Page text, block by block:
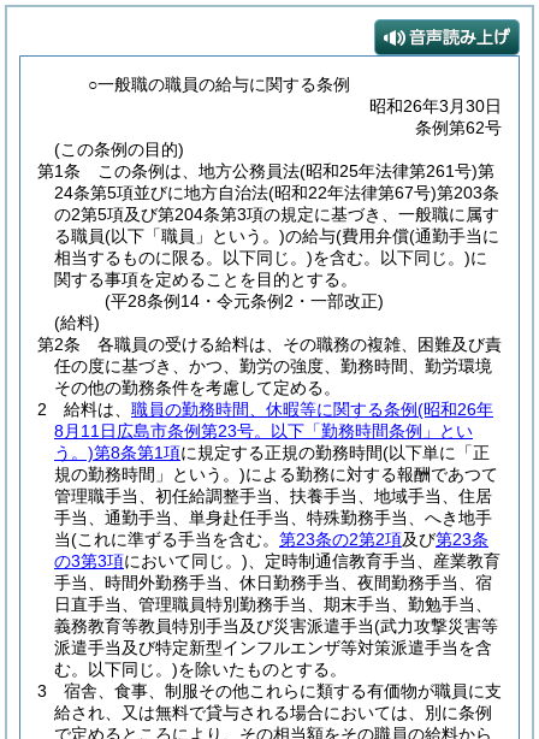
○一般職の職員の給与に関する条例
昭和26年3月30日
条例第62号
(この条例の目的)
第1条
この条例は、地方公務員法(昭和25年法律第261号)第
24条第5項並びに地方自治法(昭和22年法律第67号)第203条
の2第5項及び第204条第3項の規定に基づき、一般職に属す
る職員(以下「職員」という。)の給与(費用弁償(通勤手当に
相当するものに限る。以下同じ。)を含む。以下同じ。)に
関する事項を定めることを目的とする。
(平28条例14・令元条例2・一部改正)
(給料)
第2条
各職員の受ける給料は、その職務の複雑、困難及び責
任の度に基づき、かつ、勤労の強度、勤務時間、勤労環境
その他の勤務条件を考慮して定める。
2
給料は、 職員の勤務時間、休暇等に関する条例(昭和26年
8月11日広島市条例第23号。以下「勤務時間条例」とい
う。)第8条第1項に規定する正規の勤務時間(以下単に「正
規の勤務時間」という。)による勤務に対する報酬であつて
管理職手当、初任給調整手当、扶養手当、地域手当、住居
手当、通勤手当、単身赴任手当、特殊勤務手当、へき地手
当(これに準ずる手当を含む。 第23条の2第2項及び第23条
の3第3項において同じ。) 、定時制通信教育手当、産業教育
手当、時間外勤務手当、休日勤務手当、夜間勤務手当、宿
日直手当、管理職員特別勤務手当、期末手当、勤勉手当、
義務教育等教員特別手当及び災害派遣手当(武力攻撃災害等
派遣手当及び特定新型インフルエンザ等対策派遣手当を含
む。以下同じ。)を除いたものとする。
3
宿舎、食事、制服その他これらに類する有価物が職員に支
給され、又は無料で貸与される場合においては、別に条例
で定めるところにより、その相当額をその職員の給料から